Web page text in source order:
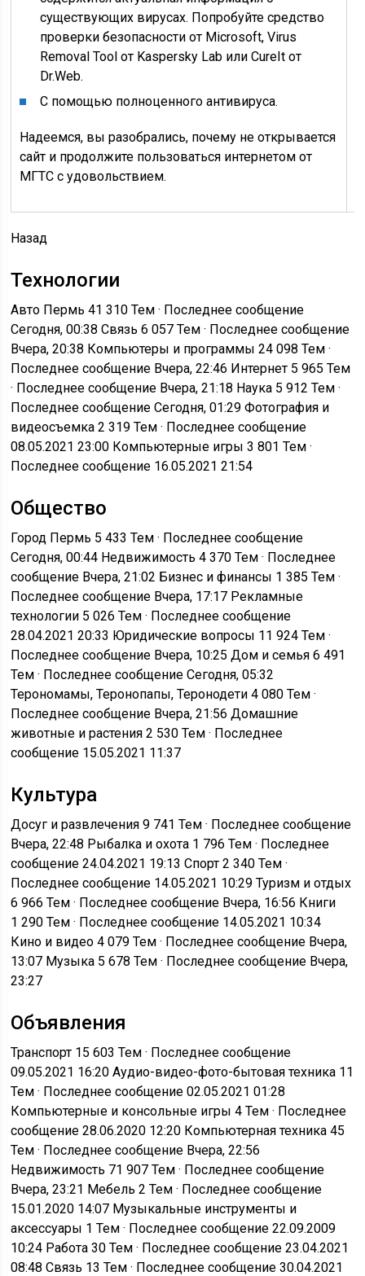
существующих вирусах. Попробуйте средство
проверки безопасности от Microsoft, Virus
Removal Tool от Kaspersky Lab или СureIt от
Dr.Web.
С помощью полноценного антивируса.
Надеемся, вы разобрались, почему не открывается
сайт и продолжите пользоваться интернетом от
МГТС с удовольствием.
Назад
Технологии
Авто Пермь 41 310 Тем · Последнее сообщение
Сегодня, 00:38Связь 6 057 Тем · Последнее сообщение
Вчера, 20:38 Компьютеры и программы 24 098 Тем ·
Последнее сообщение Вчера, 22:46 Интернет 5 965 Тем
· Последнее сообщение Вчера, 21:18 Наука 5 912 Тем ·
Последнее сообщение Сегодня, 01:29Фотография и
видеосъемка 2 319 Тем · Последнее сообщение
08.05.2021 23:00 Компьютерные игры 3 801 Тем ·
Последнее сообщение 16.05.2021 21:54
Общество
Город Пермь 5 433 Тем · Последнее сообщение
Сегодня, 00:44 Недвижимость 4 370 Тем · Последнее
сообщение Вчера, 21:02 Бизнес и финансы 1 385 Тем ·
Последнее сообщение Вчера, 17:17 Рекламные
технологии 5 026 Тем · Последнее сообщение
28.04.2021 20:33 Юридические вопросы 11 924 Тем ·
Последнее сообщение Вчера, 10:25Дом и семья 6 491
Тем · Последнее сообщение Сегодня, 05:32
Терономамы, Теронопапы, Теронодети 4 080 Тем ·
Последнее сообщение Вчера, 21:56Домашние
животные и растения 2 530 Тем · Последнее
сообщение 15.05.2021 11:37
Культура
Досуг и развлечения 9 741 Тем · Последнее сообщение
Вчера, 22:48 Рыбалка и охота 1 796 Тем · Последнее
сообщение 24.04.2021 19:13Спорт 2 340 Тем ·
Последнее сообщение 14.05.2021 10:29Туризм и отдых
6 966 Тем · Последнее сообщение Вчера, 16:56 Книги
1 290 Тем · Последнее сообщение 14.05.2021 10:34
Кино и видео 4 079 Тем · Последнее сообщение Вчера,
13:07 Музыка 5 678 Тем · Последнее сообщение Вчера,
23:27
Объявления
Транспорт 15 603 Тем · Последнее сообщение
09.05.2021 16:20Аудио-видео-фото-бытовая техника 11
Тем · Последнее сообщение 02.05.2021 01:28
Компьютерные и консольные игры 4 Тем · Последнее
сообщение 28.06.2020 12:20 Компьютерная техника 45
Тем · Последнее сообщение Вчера, 22:56
Недвижимость 71 907 Тем · Последнее сообщение
Вчера, 23:21 Мебель 2 Тем · Последнее сообщение
15.01.2020 14:07 Музыкальные инструменты и
аксессуары 1 Тем · Последнее сообщение 22.09.2009
10:24 Работа 30 Тем · Последнее сообщение 23.04.2021
08:48Связь 13 Тем · Последнее сообщение 30.04.2021